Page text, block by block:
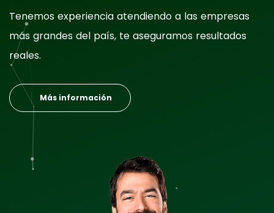
Tenemos experiencia atendiendo a las empresas
más grandes del país, te aseguramos resultados
reales.
Más información